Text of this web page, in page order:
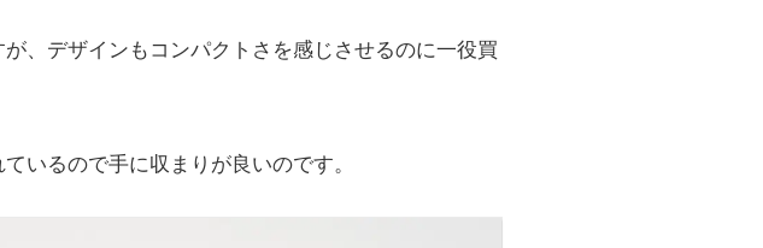
、デザインもコンパクトさを感じさせるのに一役買
いるので手に収まりが良いのです。